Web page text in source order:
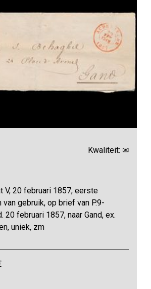
Kwaliteit: ✉
V, 20 februari 1857, eerste
gebruik, op brief van P.9-
20 februari 1857, naar Gand, ex.
uniek, zm